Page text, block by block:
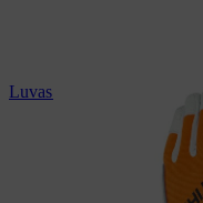
Luvas de trabalho STIHL